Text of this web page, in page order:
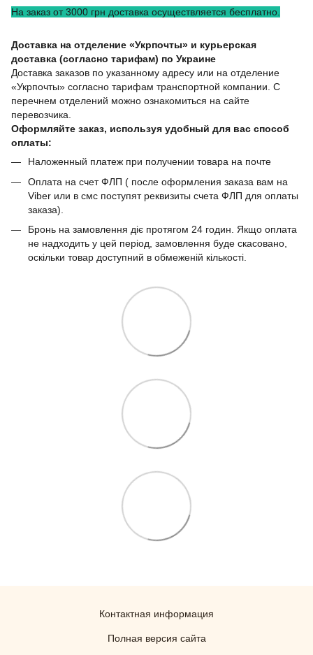
На заказ от 3000 грн доставка осуществляется бесплатно.
Доставка на отделение «Укрпочты» и курьерская
доставка (согласно тарифам) по Украине
Доставка заказов по указанному адресу или на отделение
«Укрпочты» согласно тарифам транспортной компании. С
перечнем отделений можно ознакомиться на сайте
перевозчика.
Оформляйте заказ, используя удобный для вас способ
оплаты:
Наложенный платеж при получении товара на почте
Оплата на счет ФЛП ( после оформления заказа вам на
Viber или в смс поступят реквизиты счета ФЛП для оплаты
заказа).
Бронь на замовлення діє протягом 24 годин. Якщо оплата
не надходить у цей період, замовлення буде скасовано,
оскільки товар доступний в обмеженій кількості.
Контактная информация
Полная версия сайта